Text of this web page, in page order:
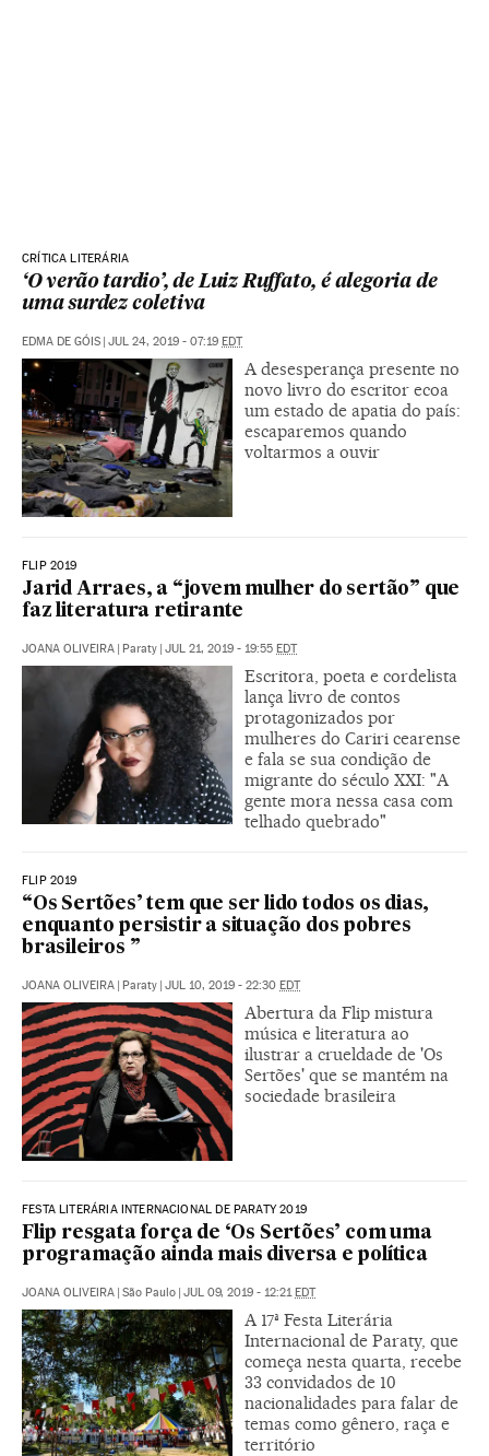
CRÍTICA LITERÁRIA
‘O verão tardio’, de Luiz Ruffato, é alegoria de
uma surdez coletiva
EDMA DE GÓIS | JUL 24, 2019 - 07:19 EDT
A desesperança presente no
novo livro do escritor ecoa
um estado de apatia do país:
escaparemos quando
voltarmos a ouvir
FLIP 2019
Jarid Arraes, a “jovem mulher do sertão” que
faz literatura retirante
JOANA OLIVEIRA | Paraty | JUL 21, 2019 - 19:55 EDT
Escritora, poeta e cordelista
lança livro de contos
protagonizados por
mulheres do Cariri cearense
e fala se sua condição de
migrante do século XXI: "A
gente mora nessa casa com
telhado quebrado"
FLIP 2019
“Os Sertões’ tem que ser lido todos os dias,
enquanto persistir a situação dos pobres
brasileiros ”
JOANA OLIVEIRA | Paraty | JUL 10, 2019 - 22:30 EDT
Abertura da Flip mistura
música e literatura ao
ilustrar a crueldade de 'Os
Sertões' que se mantém na
sociedade brasileira
FESTA LITERÁRIA INTERNACIONAL DE PARATY 2019
Flip resgata força de ‘Os Sertões’ com uma
programação ainda mais diversa e política
JOANA OLIVEIRA | São Paulo | JUL 09, 2019 - 12:21EDT
A 17ª Festa Literária
Internacional de Paraty, que
começa nesta quarta, recebe
33 convidados de 10
nacionalidades para falar de
temas como gênero, raça e
território